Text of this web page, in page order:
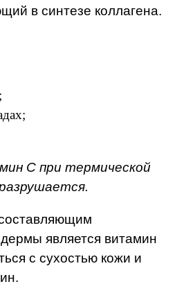
в синтезе коллагена.
С при термической
является витамин
с сухостью кожи и